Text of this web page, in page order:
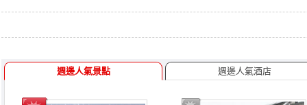
週邊人氣景點 週邊人氣酒店